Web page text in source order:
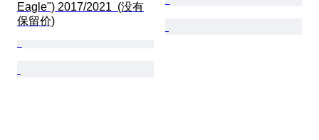
Eagle") 2017/2021  (没有
保留价)